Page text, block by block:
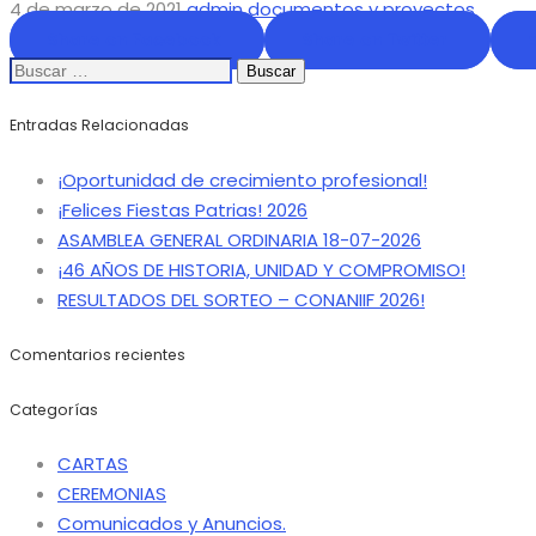
4 de marzo de 2021admindocumentos y proyectos
Buscar:
Entradas Relacionadas
¡Oportunidad de crecimiento profesional!
¡Felices Fiestas Patrias! 2026
ASAMBLEA GENERAL ORDINARIA 18-07-2026
¡46 AÑOS DE HISTORIA, UNIDAD Y COMPROMISO!
RESULTADOS DEL SORTEO – CONANIIF 2026!
Comentarios recientes
Categorías
CARTAS
CEREMONIAS
Comunicados y Anuncios.